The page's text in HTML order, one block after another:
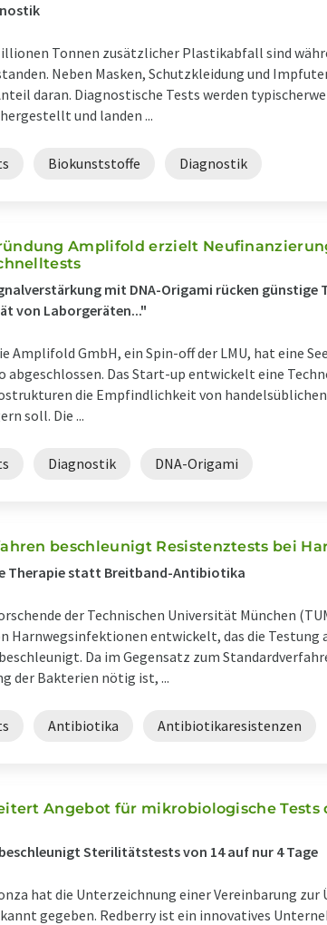
Tonnen zusätzlicher Plastikabfall sind
Neben Masken, Schutzkleidung und
daran. Diagnostische Tests werden
und landen ...
Biokunststoffe Diagnostik
Amplifold erzielt
mit DNA-Origami rücken günstige
von Laborgeräten..."
Amplifold GmbH, ein Spin-off der LMU, hat eine
abgeschlossen. Das Start-up entwickelt eine
die Empfindlichkeit von
soll. Die ...
Diagnostik DNA-Origami
beschleunigt Resistenztests bei
Therapie statt Breitband-Antibiotika
der Technischen Universität München
Harnwegsinfektionen entwickelt, das die
Da im Gegensatz zum
der Bakterien nötig ist, ...
Antibiotika Antibiotikaresistenzen
Angebot für mikrobiologische Tests
Sterilitätstests von 14 auf nur 4 Tage
hat die Unterzeichnung einer Vereinbarung zur
gegeben. Redberry ist ein innovatives